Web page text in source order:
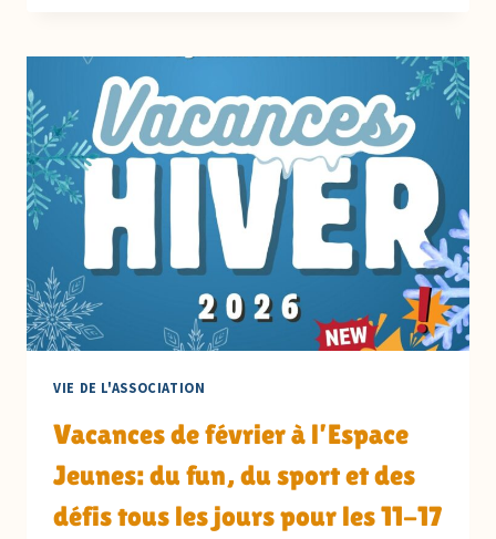
D’AVENTURES
!
VIE DE L'ASSOCIATION
Vacances de février à l’Espace
Jeunes: du fun, du sport et des
défis tous les jours pour les 11-17